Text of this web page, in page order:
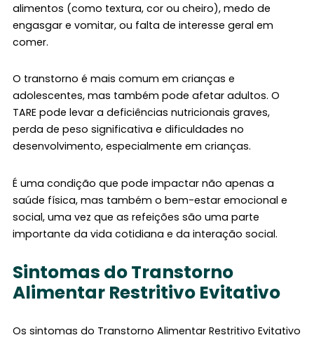
alimentos (como textura, cor ou cheiro), medo de
engasgar e vomitar, ou falta de interesse geral em
comer.
O transtorno é mais comum em crianças e
adolescentes, mas também pode afetar adultos. O
TARE pode levar a deficiências nutricionais graves,
perda de peso significativa e dificuldades no
desenvolvimento, especialmente em crianças.
É uma condição que pode impactar não apenas a
saúde física, mas também o bem-estar emocional e
social, uma vez que as refeições são uma parte
importante da vida cotidiana e da interação social.
Sintomas do Transtorno
Alimentar Restritivo Evitativo
Os sintomas do Transtorno Alimentar Restritivo Evitativo